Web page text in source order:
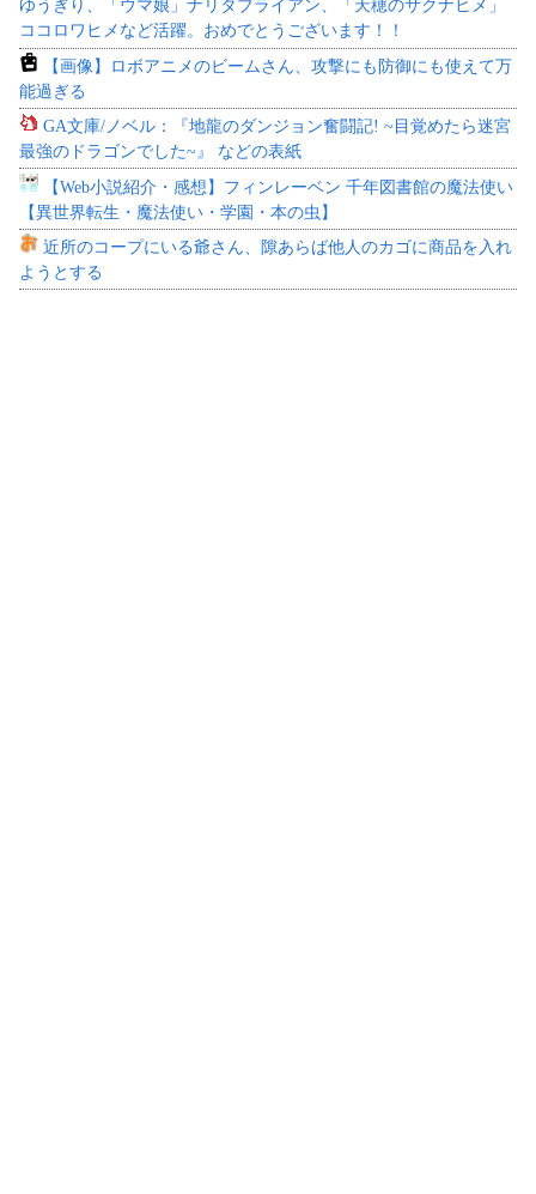
ゆうぎり、「ウマ娘」ナリタブライアン、「天穂のサクナヒメ」
ココロワヒメなど活躍。おめでとうございます！！
【画像】ロボアニメのビームさん、攻撃にも防御にも使えて万
能過ぎる
GA文庫/ノベル：『地龍のダンジョン奮闘記! ~目覚めたら迷宮
最強のドラゴンでした~』 などの表紙
【Web小説紹介・感想】フィンレーベン 千年図書館の魔法使い
【異世界転生・魔法使い・学園・本の虫】
近所のコープにいる爺さん、隙あらば他人のカゴに商品を入れ
ようとする